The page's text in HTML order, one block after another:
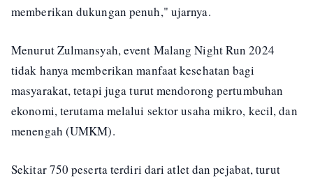
memberikan dukungan penuh," ujarnya.
Menurut Zulmansyah, event Malang Night Run 2024
tidak hanya memberikan manfaat kesehatan bagi
masyarakat, tetapi juga turut mendorong pertumbuhan
ekonomi, terutama melalui sektor usaha mikro, kecil, dan
menengah (UMKM).
Sekitar 750 peserta terdiri dari atlet dan pejabat, turut